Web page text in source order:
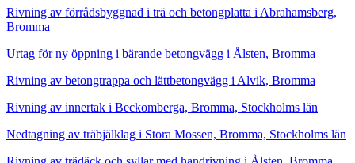
Rivning av förrådsbyggnad i trä och betongplatta i Abrahamsberg,
Bromma
Urtag för ny öppning i bärande betongvägg i Ålsten, Bromma
Rivning av betongtrappa och lättbetongvägg i Alvik, Bromma
Rivning av innertak i Beckomberga, Bromma, Stockholms län
Nedtagning av träbjälklag i Stora Mossen, Bromma, Stockholms län